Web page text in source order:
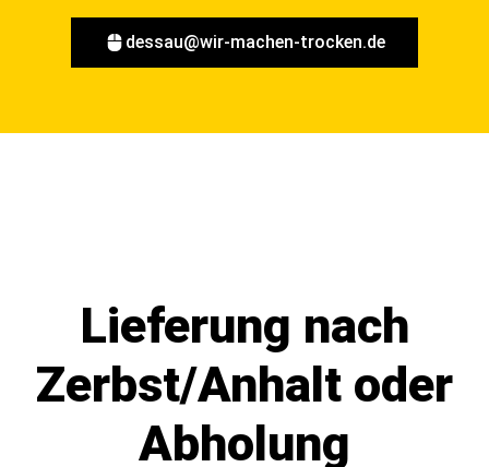
dessau@wir-machen-trocken.de
Lieferung nach
Zerbst/Anhalt oder
Abholung